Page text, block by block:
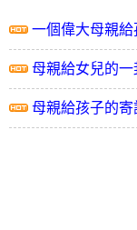
一個偉大母親
母親給女兒的一
母親給孩子的寄